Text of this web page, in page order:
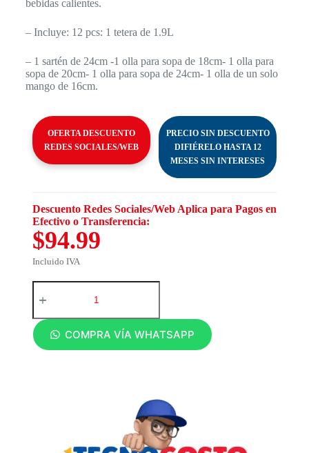
bebidas calientes.
– Incluye: 12 pcs: 1 tetera de 1.9L
– 1 sartén de 24cm -1 olla para sopa de 18cm- 1 olla para
sopa de 20cm- 1 olla para sopa de 24cm- 1 olla de un solo
mango de 16cm.
OFERTA DESCUENTO
REDES SOCIALES/WEB
PRECIO SIN DESCUENTO
DIFIÉRELO HASTA 12
MESES SIN INTERESES
Descuento Redes Sociales/Web Aplica para Pagos en
Efectivo o Transferencia:
$94.99
Incluido IVA
COMPRA VÍA WHATSAPP